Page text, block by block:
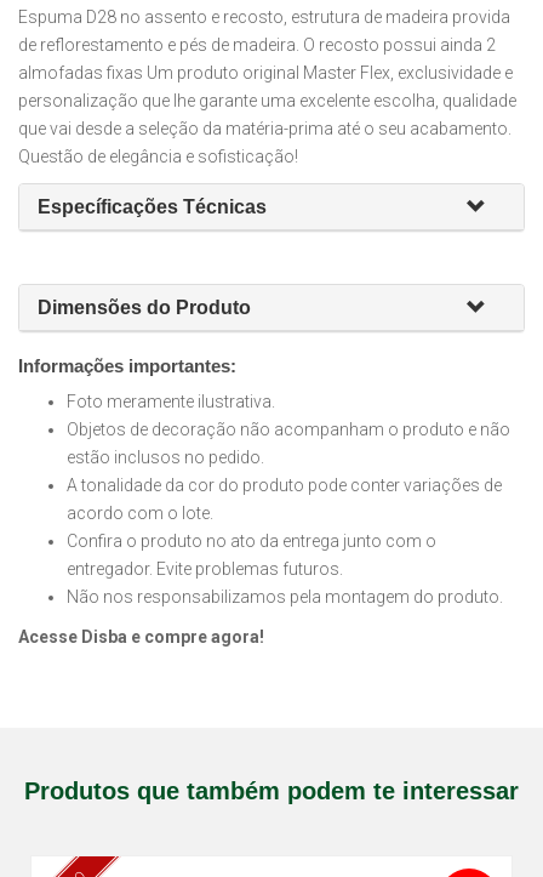
Espuma D28 no assento e recosto, estrutura de madeira provida
de reflorestamento e pés de madeira. O recosto possui ainda 2
almofadas fixas Um produto original Master Flex, exclusividade e
personalização que lhe garante uma excelente escolha, qualidade
que vai desde a seleção da matéria-prima até o seu acabamento.
Questão de elegância e sofisticação!
Específicações Técnicas
Dimensões do Produto
Informações importantes:
Foto meramente ilustrativa.
Objetos de decoração não acompanham o produto e não
estão inclusos no pedido.
A tonalidade da cor do produto pode conter variações de
acordo com o lote.
Confira o produto no ato da entrega junto com o
entregador. Evite problemas futuros.
Não nos responsabilizamos pela montagem do produto.
Acesse Disba e compre agora!
Produtos que também podem te interessar